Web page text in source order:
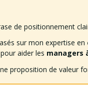
de positionnement
sur mon expertise en
aider les managers
proposition de valeur